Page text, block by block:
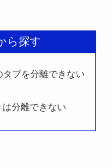
ら探す
ブを分離できない
分離できない